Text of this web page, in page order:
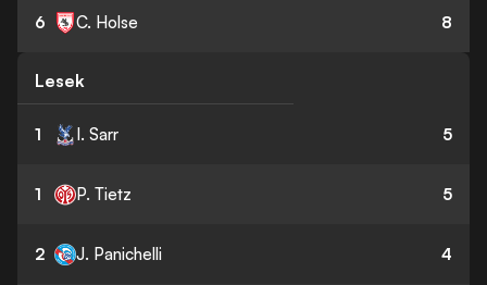
6 C. Holse 8
Lesek
1 I. Sarr 5
1 P. Tietz 5
2 J. Panichelli 4